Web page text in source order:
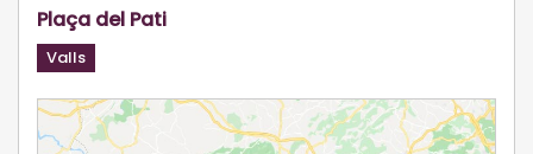
Plaça del Pati
Valls